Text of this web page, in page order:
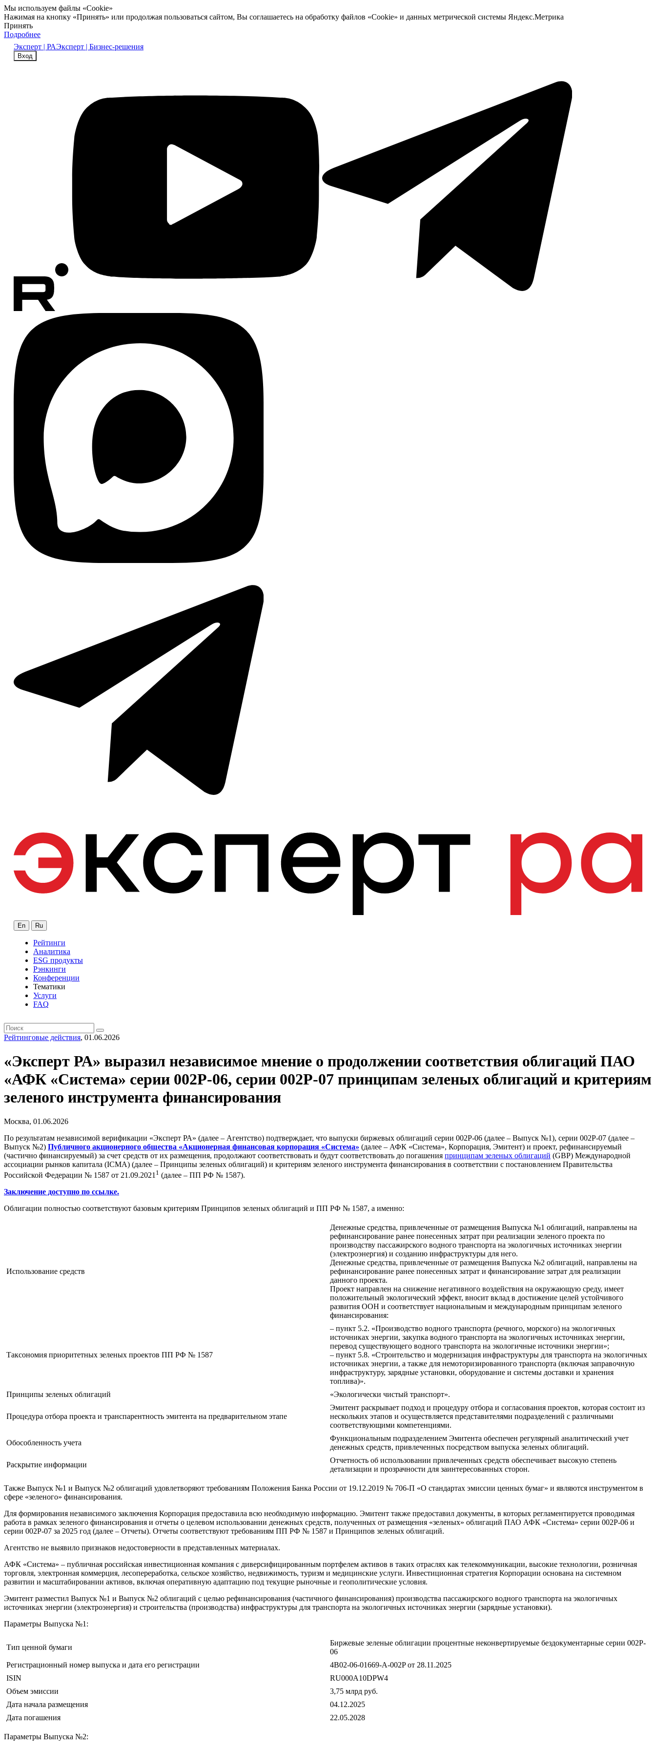
Мы используем файлы «Cookie»
Нажимая на кнопку «Принять» или продолжая пользоваться сайтом, Вы соглашаетесь на обработку файлов «Cookie» и данных метрической системы Яндекс.Метрика
Принять
Подробнее
Эксперт | РАЭксперт | Бизнес-решения
Вход
En Ru
Рейтинги
Аналитика
ESG продукты
Рэнкинги
Конференции
Тематики
Услуги
FAQ
Рейтинговые действия, 01.06.2026
«Эксперт РА» выразил независимое мнение о продолжении соответствия облигаций ПАО
«АФК «Система» серии 002P-06, серии 002P-07 принципам зеленых облигаций и критериям
зеленого инструмента финансирования
Москва, 01.06.2026
По результатам независимой верификации «Эксперт РА» (далее – Агентство) подтверждает, что выпуски биржевых облигаций серии 002Р-06 (далее – Выпуск №1), серии 002Р-07 (далее –
Выпуск №2) Публичного акционерного общества «Акционерная финансовая корпорация «Система» (далее – АФК «Система», Корпорация, Эмитент) и проект, рефинансируемый
(частично финансируемый) за счет средств от их размещения, продолжают соответствовать и будут соответствовать до погашения принципам зеленых облигаций (GBP) Международной
ассоциации рынков капитала (ICMA) (далее – Принципы зеленых облигаций) и критериям зеленого инструмента финансирования в соответствии с постановлением Правительства
Российской Федерации № 1587 от 21.09.2021 1 (далее – ПП РФ № 1587).
Заключение доступно по ссылке.
Облигации полностью соответствуют базовым критериям Принципов зеленых облигаций и ПП РФ № 1587, а именно:
Использование средств
Денежные средства, привлеченные от размещения Выпуска №1 облигаций, направлены на
рефинансирование ранее понесенных затрат при реализации зеленого проекта по
производству пассажирского водного транспорта на экологичных источниках энергии
(электроэнергия) и созданию инфраструктуры для него.
Денежные средства, привлеченные от размещения Выпуска №2 облигаций, направлены на
рефинансирование ранее понесенных затрат и финансирование затрат для реализации
данного проекта.
Проект направлен на снижение негативного воздействия на окружающую среду, имеет
положительный экологический эффект, вносит вклад в достижение целей устойчивого
развития ООН и соответствует национальным и международным принципам зеленого
финансирования:
Таксономия приоритетных зеленых проектов ПП РФ № 1587
– пункт 5.2. «Производство водного транспорта (речного, морского) на экологичных
источниках энергии, закупка водного транспорта на экологичных источниках энергии,
перевод существующего водного транспорта на экологичные источники энергии»;
– пункт 5.8. «Строительство и модернизация инфраструктуры для транспорта на экологичных
источниках энергии, а также для немоторизированного транспорта (включая заправочную
инфраструктуру, зарядные установки, оборудование и системы доставки и хранения
топлива)».
Принципы зеленых облигаций
«Экологически чистый транспорт».
Процедура отбора проекта и транспарентность эмитента на предварительном этапе
Эмитент раскрывает подход и процедуру отбора и согласования проектов, которая состоит из
нескольких этапов и осуществляется представителями подразделений с различными
соответствующими компетенциями.
Обособленность учета
Функциональным подразделением Эмитента обеспечен регулярный аналитический учет
денежных средств, привлеченных посредством выпуска зеленых облигаций.
Раскрытие информации
Отчетность об использовании привлеченных средств обеспечивает высокую степень
детализации и прозрачности для заинтересованных сторон.
Также Выпуск №1 и Выпуск №2 облигаций удовлетворяют требованиям Положения Банка России от 19.12.2019 № 706-П «О стандартах эмиссии ценных бумаг» и являются инструментом в
сфере «зеленого» финансирования.
Для формирования независимого заключения Корпорация предоставила всю необходимую информацию. Эмитент также предоставил документы, в которых регламентируется проводимая
работа в рамках зеленого финансирования и отчеты о целевом использовании денежных средств, полученных от размещения «зеленых» облигаций ПАО АФК «Система» серии 002Р-06 и
серии 002Р-07 за 2025 год (далее – Отчеты). Отчеты соответствуют требованиям ПП РФ № 1587 и Принципов зеленых облигаций.
Агентство не выявило признаков недостоверности в представленных материалах.
АФК «Система» – публичная российская инвестиционная компания с диверсифицированным портфелем активов в таких отраслях как телекоммуникации, высокие технологии, розничная
торговля, электронная коммерция, лесопереработка, сельское хозяйство, недвижимость, туризм и медицинские услуги. Инвестиционная стратегия Корпорации основана на системном
развитии и масштабировании активов, включая оперативную адаптацию под текущие рыночные и геополитические условия.
Эмитент разместил Выпуск №1 и Выпуск №2 облигаций с целью рефинансирования (частичного финансирования) производства пассажирского водного транспорта на экологичных
источниках энергии (электроэнергия) и строительства (производства) инфраструктуры для транспорта на экологичных источниках энергии (зарядные установки).
Параметры Выпуска №1:
Тип ценной бумаги
Биржевые зеленые облигации процентные неконвертируемые бездокументарные серии 002P-
06
Регистрационный номер выпуска и дата его регистрации
4B02-06-01669-A-002P от 28.11.2025
ISIN
RU000A10DPW4
Объем эмиссии
3,75 млрд руб.
Дата начала размещения
04.12.2025
Дата погашения
22.05.2028
Параметры Выпуска №2: